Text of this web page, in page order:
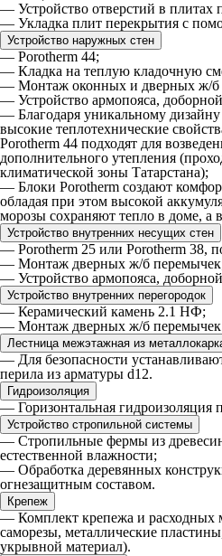
— Устройство отверстий в плитах
— Укладка плит перекрытия с
Устройство наружных стен
— Porotherm 44;
— Кладка на теплую кладочную
— Монтаж оконных и дверных ж/б
— Устройство армопояса,
— Благодаря уникальному
высокие теплотехнические
Porotherm 44 подходят для
дополнительного утепления
климатической зоны Татарстана);
— Блоки Porotherm создают
обладая при этом высокой
морозы сохраняют тепло в доме, а
Устройство внутренних несущих стен
— Porotherm 25 или Porotherm 38,
— Монтаж дверных ж/б
— Устройство армопояса,
Устройство внутренних перегородок
— Керамический камень 2.1 НФ;
— Монтаж дверных ж/б
Лестница межэтажная из
— Для безопасности
перила из арматуры d12.
Гидроизоляция
— Горизонтальная гидроизоляция
Устройство стропильной системы
— Стропильные фермы из
естественной влажности;
— Обработка деревянных
огнезащитным составом.
Крепеж
— Комплект крепежа и расходных
саморезы, металлические
укрывной материал).